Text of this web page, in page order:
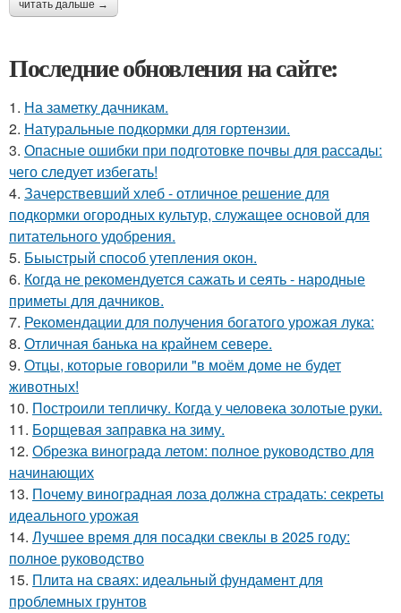
читать дальше →
Последние обновления на сайте:
1. На заметку дачникам.
2. Натуральные подкормки для гортензии.
3. Опасные ошибки при подготовке почвы для рассады:
чего следует избегать!
4. Зачерствевший хлеб - отличное решение для
подкормки огородных культур, служащее основой для
питательного удобрения.
5. Быыстрый способ утепления окон.
6. Когда не рекомендуется сажать и сеять - народные
приметы для дачников.
7. Рекомендации для получения богатого урожая лука:
8. Отличная банька на крайнем севере.
9. Отцы, которые говорили "в моём доме не будет
животных!
10. Построили тепличку. Когда у человека золотые руки.
11. Борщевая заправка на зиму.
12. Обрезка винограда летом: полное руководство для
начинающих
13. Почему виноградная лоза должна страдать: секреты
идеального урожая
14. Лучшее время для посадки свеклы в 2025 году:
полное руководство
15. Плита на сваях: идеальный фундамент для
проблемных грунтов